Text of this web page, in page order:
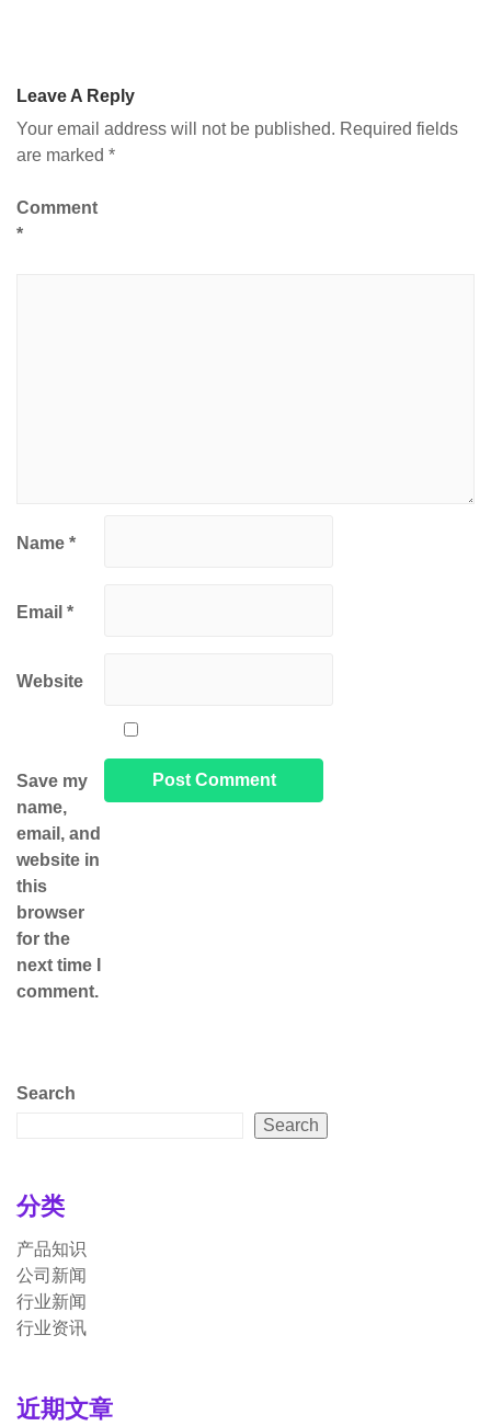
Leave A Reply
Your email address will not be published. Required fields
are marked *
Comment
*
Name *
Email *
Website
Save my
name,
email, and
website in
this
browser
for the
next time I
comment.
Search
Search
分类
产品知识
公司新闻
行业新闻
行业资讯
近期文章